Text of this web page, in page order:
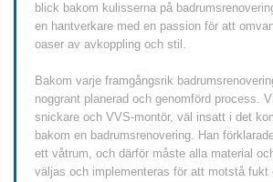
blick bakom kulisserna på
en hantverkare med en passion för att
oaser av avkoppling och stil.
Bakom varje framgångsrik
noggrant planerad och genomförd process.
snickare och VVS-montör, väl insatt i det
bakom en badrumsrenovering. Han
ett våtrum, och därför måste alla material
väljas och implementeras för att motstå fukt